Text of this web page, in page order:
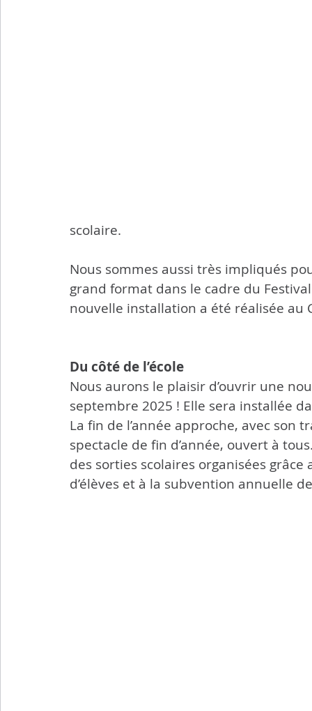
scolaire.
Nous sommes aussi très impliqués
grand format dans le cadre du
nouvelle installation a été réalisée au
Du côté de l’école
Nous aurons le plaisir d’ouvrir une
septembre 2025 ! Elle sera installée
La fin de l’année approche, avec son
spectacle de fin d’année, ouvert à
des sorties scolaires organisées
d’élèves et à la subvention annuelle